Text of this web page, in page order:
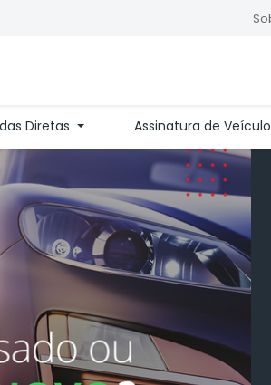
Diretas Assinatura de